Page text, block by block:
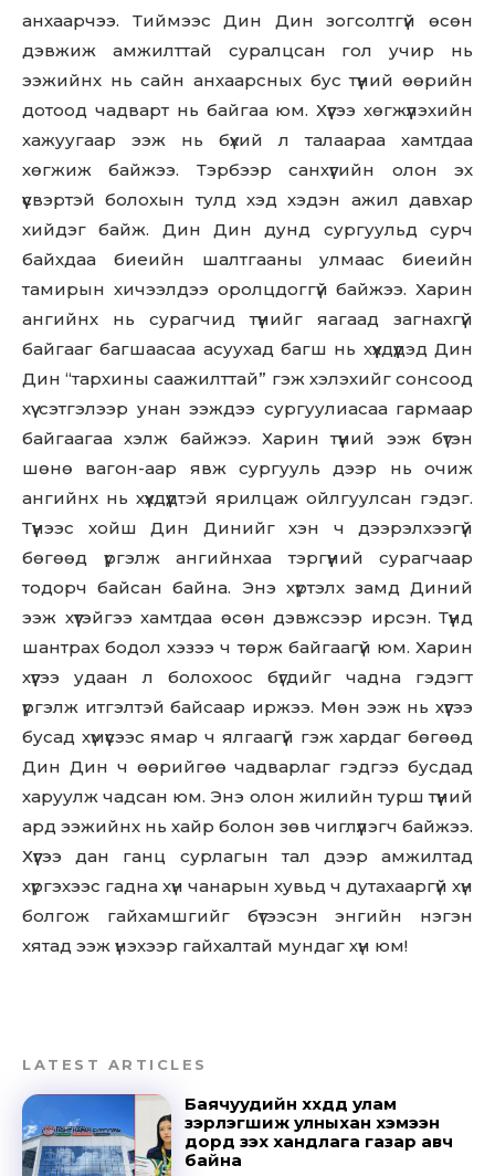
анхаарчээ. Тиймээс Дин Дин зогсолтгүй өсөн
дэвжиж амжилттай суралцсан гол учир нь
ээжийнх нь сайн анхаарсных бус түүний өөрийн
дотоод чадварт нь байгаа юм. Хүүгээ хөгжүүлэхийн
хажуугаар ээж нь бүхий л талаараа хамтдаа
хөгжиж байжээ. Тэрбээр санхүүгийн олон эх
үүсвэртэй болохын тулд хэд хэдэн ажил давхар
хийдэг байж. Дин Дин дунд сургуульд сурч
байхдаа биеийн шалтгааны улмаас биеийн
тамирын хичээлдээ оролцдоггүй байжээ. Харин
ангийнх нь сурагчид түүнийг яагаад загнахгүй
байгааг багшаасаа асуухад багш нь хүүхдүүдэд Дин
Дин “тархины саажилттай” гэж хэлэхийг сонсоод
хүү сэтгэлээр унан ээждээ сургуулиасаа гармаар
байгаагаа хэлж байжээ. Харин түүний ээж бүтэн
шөнө вагон-аар явж сургууль дээр нь очиж
ангийнх нь хүүхдүүдтэй ярилцаж ойлгуулсан гэдэг.
Түүнээс хойш Дин Динийг хэн ч дээрэлхээгүй
бөгөөд үргэлж ангийнхаа тэргүүний сурагчаар
тодорч байсан байна. Энэ хүртэлх замд Диний
ээж хүүтэйгээ хамтдаа өсөн дэвжсээр ирсэн. Түүнд
шантрах бодол хэзээ ч төрж байгаагүй юм. Харин
хүүгээ удаан л болохоос бүгдийг чадна гэдэгт
үргэлж итгэлтэй байсаар иржээ. Мөн ээж нь хүүгээ
бусад хүмүүсээс ямар ч ялгаагүй гэж хардаг бөгөөд
Дин Дин ч өөрийгөө чадварлаг гэдгээ бусдад
харуулж чадсан юм. Энэ олон жилийн турш түүний
ард ээжийнх нь хайр болон зөв чиглүүлэгч байжээ.
Хүүгээ дан ганц сурлагын тал дээр амжилтад
хүргэхээс гадна хүн чанарын хувьд ч дутахааргүй хүн
болгож гайхамшгийг бүтээсэн энгийн нэгэн
хятад ээж үнэхээр гайхалтай мундаг хүн юм!
LATEST ARTICLES
Баячуудийн хүүхдүүд улам
зэрлэгшиж улныхан хэмээн
дорд үзэх хандлага газар авч
байна